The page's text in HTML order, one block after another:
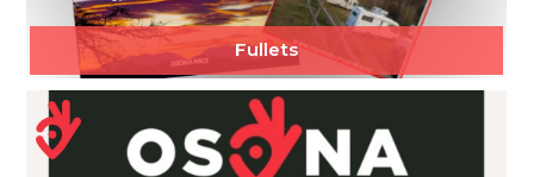
Fullets